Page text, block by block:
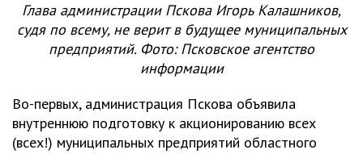
Глава администрации Пскова Игорь Калашников,
судя по всему, не верит в будущее муниципальных
предприятий. Фото: Псковское агентство
информации
Во-первых, администрация Пскова объявила
внутреннюю подготовку к акционированию всех
(всех!) муниципальных предприятий областного